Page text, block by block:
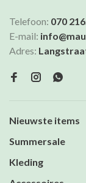
Telefoon: 070
E-mail:
Adres:
Nieuwste items
Summersale
Kleding